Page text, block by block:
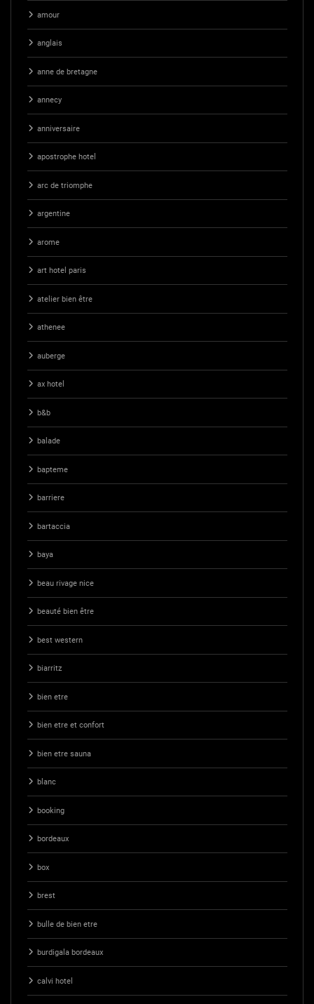
amour
anglais
anne de bretagne
annecy
anniversaire
apostrophe hotel
arc de triomphe
argentine
arome
art hotel paris
atelier bien être
athenee
auberge
ax hotel
b&b
balade
bapteme
barriere
bartaccia
baya
beau rivage nice
beauté bien être
best western
biarritz
bien etre
bien etre et confort
bien etre sauna
blanc
booking
bordeaux
box
brest
bulle de bien etre
burdigala bordeaux
calvi hotel